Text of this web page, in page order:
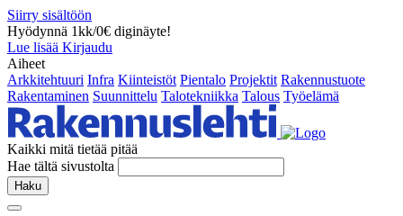
Siirry sisältöön
Hyödynnä 1kk/0€ diginäyte!
Lue lisää Kirjaudu
Aiheet
Arkkitehtuuri Infra Kiinteistöt Pientalo Projektit Rakennustuote
Rakentaminen Suunnittelu Talotekniikka Talous Työelämä
Kaikki mitä tietää pitää
Hae tältä sivustolta
Haku